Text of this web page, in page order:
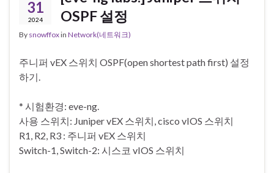
31
2024
OSPF 설정
By snowffoxin Network(네트워크)
주니퍼 vEX 스위치 OSPF(open shortest path first) 설정
하기.
* 시험환경: eve-ng.
사용 스위치: Juniper vEX 스위치, cisco vIOS 스위치
R1, R2, R3 : 주니퍼 vEX 스위치
Switch-1, Switch-2: 시스코 vIOS 스위치